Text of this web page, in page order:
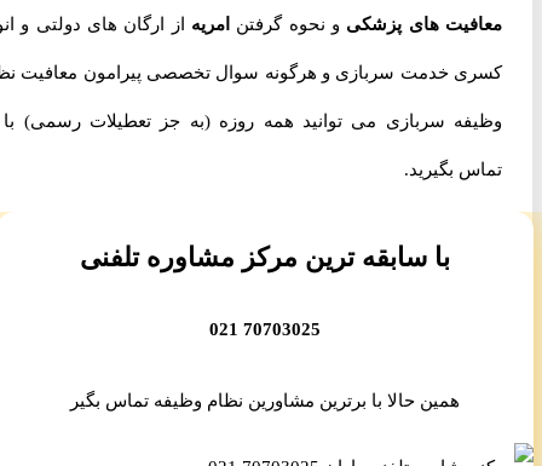
معافیت های پزشکیو نحوه گرفتن امریهاز ارگان های دولتی و انواع
کسری خدمت سربازی و هرگونه سوال تخصصی پیرامون معافیت نظام
وظیفه سربازی می توانید همه روزه (به جز تعطیلات رسمی) با ما
تماس بگیرید.
با سابقه ترین مرکز مشاوره تلفنی
70703025 021
همین حالا با برترین مشاورین نظام وظیفه تماس بگیر